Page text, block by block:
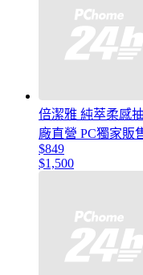
倍潔雅 純萃柔感
廠直營 PC獨家販
$849
$1,500